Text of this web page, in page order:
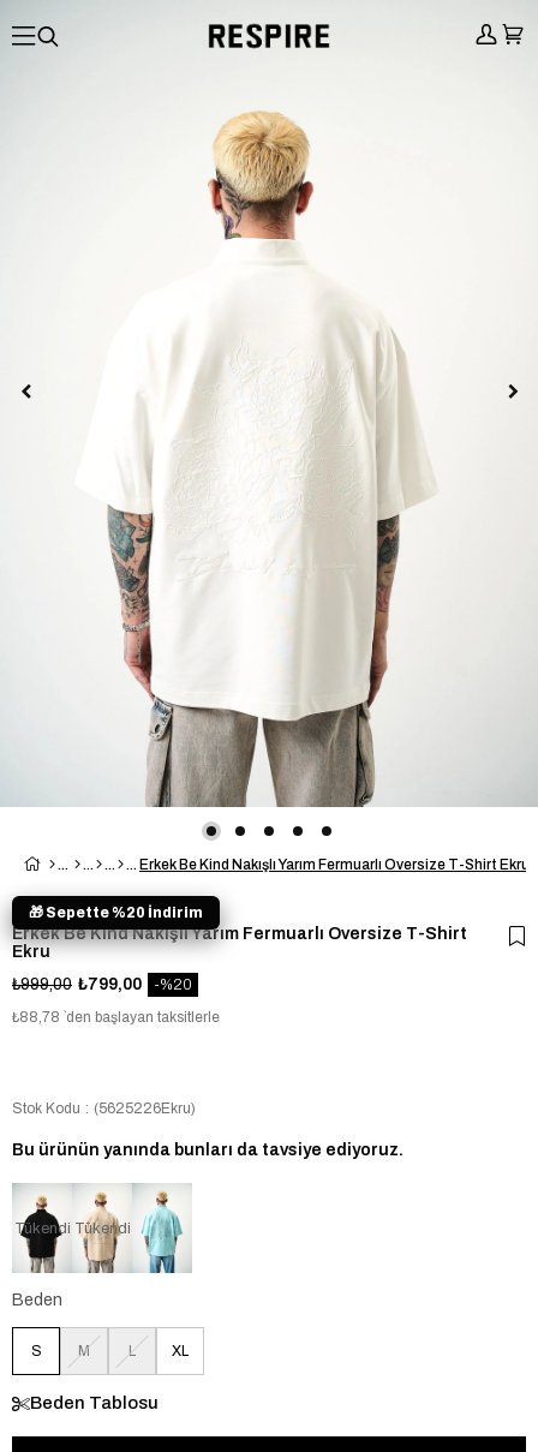
Erkek Be Kind Nakışlı Yarım Fermuarlı Oversize T-Shirt Ekru
Erkek Be Kind Nakışlı Yarım Fermuarlı Oversize T-Shirt
Ekru
₺999,00 ₺799,00
20
₺88,78 `den başlayan taksitlerle
🎁 Sepette %20 İndirim
Stok Kodu (5625226Ekru)
Bu ürünün yanında bunları da tavsiye ediyoruz.
Tükendi Tükendi
Beden
S M L XL
Beden Tablosu